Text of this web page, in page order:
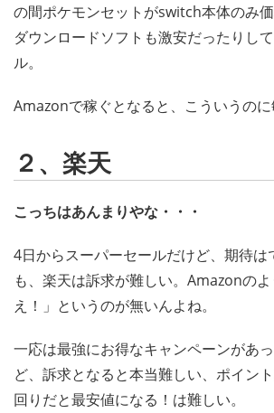
の間ポケモンセットがswitch本体のみ価
ダウンロードソフトも激安だったりし
ル。
Amazonで稼ぐとなると、こういうの
２、楽天
こっちはあんまりやな・・・
4日からスーパーセールだけど、期待は
も、楽天は訴求が難しい。Amazonの
え！」というのが無いんよね。
一応は最強にお得なキャンペーンがあ
ど、訴求となると本当難しい、ポイン
回りだと最安値になる！は難しい。